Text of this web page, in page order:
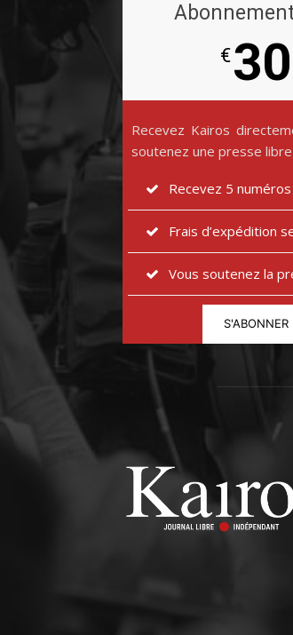
€30
Recevez Kairos
soutenez une presse
Recevez 5 numéros
Frais d’expédition
Vous soutenez la
S'ABONNER